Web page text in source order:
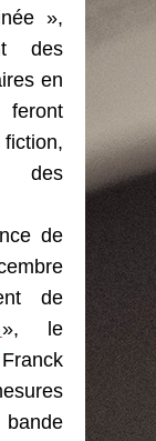
»,
des
en
des
de
de
», le